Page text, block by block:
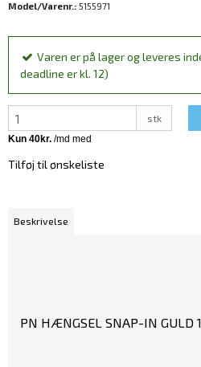
Model/Varenr.: 5155971
Varen er på lager og leveres
deadline er kl. 12)
stk
Tilføj til ønskeliste
Beskrivelse
PN HÆNGSEL SNAP-IN GULD